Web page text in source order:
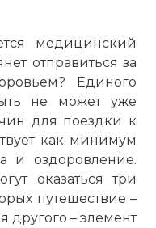
медицинский
отправиться за
Единого
не может уже
для поездки к
как минимум
и оздоровление.
оказаться три
путешествие –
другого – элемент